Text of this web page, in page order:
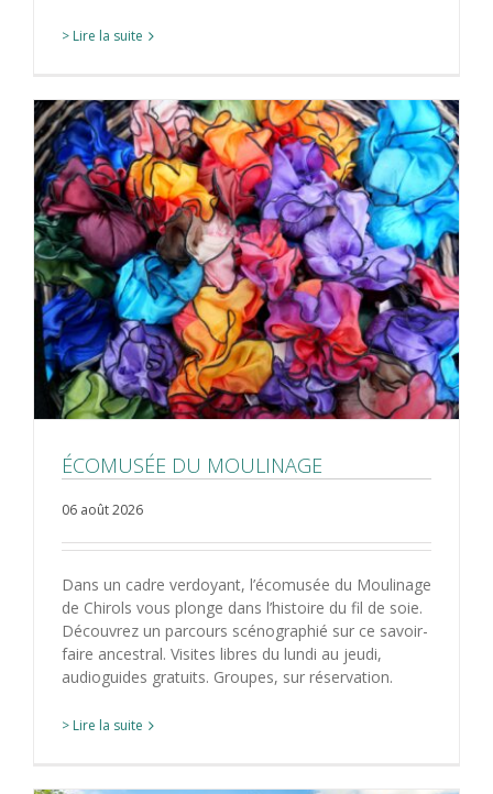
> Lire la suite
ÉCOMUSÉE DU MOULINAGE
06 août 2026
Dans un cadre verdoyant, l’écomusée du Moulinage
de Chirols vous plonge dans l’histoire du fil de soie.
Découvrez un parcours scénographié sur ce savoir-
faire ancestral. Visites libres du lundi au jeudi,
audioguides gratuits. Groupes, sur réservation.
> Lire la suite